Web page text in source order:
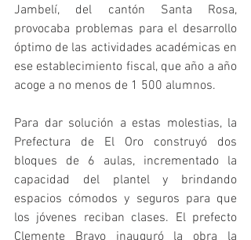
Jambelí, del cantón Santa Rosa,
provocaba problemas para el desarrollo
óptimo de las actividades académicas en
ese establecimiento fiscal, que año a año
acoge a no menos de 1 500 alumnos.
Para dar solución a estas molestias, la
Prefectura de El Oro construyó dos
bloques de 6 aulas, incrementado la
capacidad del plantel y brindando
espacios cómodos y seguros para que
los jóvenes reciban clases. El prefecto
Clemente Bravo inauguró la obra la